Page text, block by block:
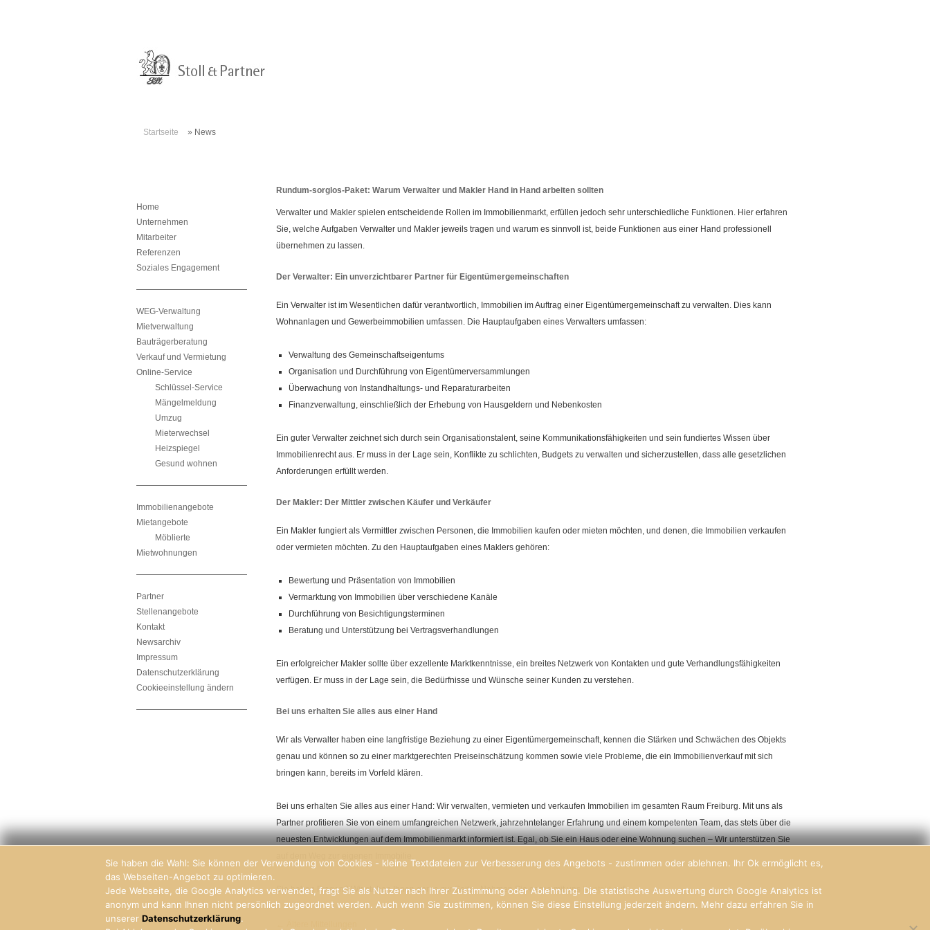
Startseite » News
Rundum-sorglos-Paket: Warum Verwalter und Makler Hand in Hand arbeiten sollten
Verwalter und Makler spielen entscheidende Rollen im Immobilienmarkt, erfüllen jedoch sehr unterschiedliche Funktionen. Hier erfahren
Sie, welche Aufgaben Verwalter und Makler jeweils tragen und warum es sinnvoll ist, beide Funktionen aus einer Hand professionell
übernehmen zu lassen.
Der Verwalter: Ein unverzichtbarer Partner für Eigentümergemeinschaften
Ein Verwalter ist im Wesentlichen dafür verantwortlich, Immobilien im Auftrag einer Eigentümergemeinschaft zu verwalten. Dies kann
Wohnanlagen und Gewerbeimmobilien umfassen. Die Hauptaufgaben eines Verwalters umfassen:
Verwaltung des Gemeinschaftseigentums
Organisation und Durchführung von Eigentümerversammlungen
Überwachung von Instandhaltungs- und Reparaturarbeiten
Finanzverwaltung, einschließlich der Erhebung von Hausgeldern und Nebenkosten
Ein guter Verwalter zeichnet sich durch sein Organisationstalent, seine Kommunikationsfähigkeiten und sein fundiertes Wissen über
Immobilienrecht aus. Er muss in der Lage sein, Konflikte zu schlichten, Budgets zu verwalten und sicherzustellen, dass alle gesetzlichen
Anforderungen erfüllt werden.
Der Makler: Der Mittler zwischen Käufer und Verkäufer
Ein Makler fungiert als Vermittler zwischen Personen, die Immobilien kaufen oder mieten möchten, und denen, die Immobilien verkaufen
oder vermieten möchten. Zu den Hauptaufgaben eines Maklers gehören:
Bewertung und Präsentation von Immobilien
Vermarktung von Immobilien über verschiedene Kanäle
Durchführung von Besichtigungsterminen
Beratung und Unterstützung bei Vertragsverhandlungen
Ein erfolgreicher Makler sollte über exzellente Marktkenntnisse, ein breites Netzwerk von Kontakten und gute Verhandlungsfähigkeiten
verfügen. Er muss in der Lage sein, die Bedürfnisse und Wünsche seiner Kunden zu verstehen.
Bei uns erhalten Sie alles aus einer Hand
Wir als Verwalter haben eine langfristige Beziehung zu einer Eigentümergemeinschaft, kennen die Stärken und Schwächen des Objekts
genau und können so zu einer marktgerechten Preiseinschätzung kommen sowie viele Probleme, die ein Immobilienverkauf mit sich
bringen kann, bereits im Vorfeld klären.
Bei uns erhalten Sie alles aus einer Hand: Wir verwalten, vermieten und verkaufen Immobilien im gesamten Raum Freiburg. Mit uns als
Partner profitieren Sie von einem umfangreichen Netzwerk, jahrzehntelanger Erfahrung und einem kompetenten Team, das stets über die
neuesten Entwicklungen auf dem Immobilienmarkt informiert ist. Egal, ob Sie ein Haus oder eine Wohnung suchen – Wir unterstützen Sie
Sie haben Fragen? Wir stehen Ihnen gerne zur Seite. Nehmen Sie gerne mit uns Kontaktauf.
Home
Unternehmen
Mitarbeiter
Referenzen
Soziales Engagement
WEG-Verwaltung
Mietverwaltung
Bauträgerberatung
Verkauf und Vermietung
Online-Service
Schlüssel-Service
Mängelmeldung
Umzug
Mieterwechsel
Heizspiegel
Gesund wohnen
Immobilienangebote
Mietangebote
Möblierte
Mietwohnungen
Partner
Stellenangebote
Kontakt
Newsarchiv
Impressum
Datenschutzerklärung
Cookieeinstellung ändern
Sie haben die Wahl: Sie können der Verwendung von Cookies - kleine Textdateien zur Verbesserung des Angebots - zustimmen oder ablehnen. Ihr Ok ermöglicht es,
das Webseiten-Angebot zu optimieren.
Jede Webseite, die Google Analytics verwendet, fragt Sie als Nutzer nach Ihrer Zustimmung oder Ablehnung. Die statistische Auswertung durch Google Analytics ist
anonym und kann Ihnen nicht persönlich zugeordnet werden. Auch wenn Sie zustimmen, können Sie diese Einstellung jederzeit ändern. Mehr dazu erfahren Sie in
unserer Datenschutzerklärung.